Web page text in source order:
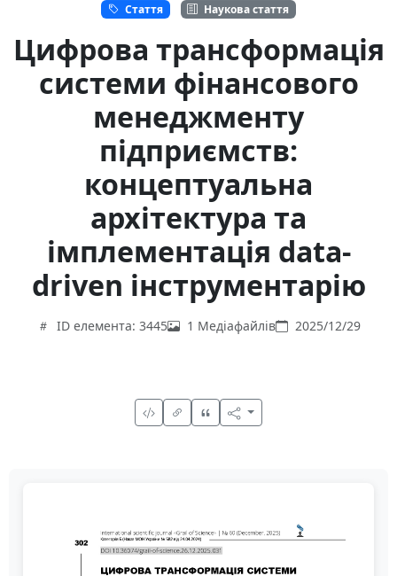
Стаття Наукова стаття
Цифрова трансформація
системи фінансового
менеджменту
підприємств:
концептуальна
архітектура та
імплементація data-
driven інструментарію
ID елемента: 3445 1 Медіафайлів 2025/12/29